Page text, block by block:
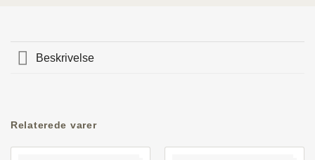
Beskrivelse
Relaterede varer